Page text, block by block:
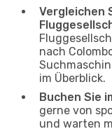
Vergleichen
nach
im Überblick.
Buchen Sie
gerne von
und warten